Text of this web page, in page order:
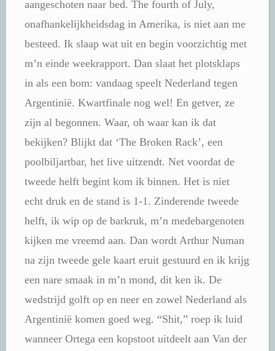
aangeschoten naar bed. The fourth of July,
onafhankelijkheidsdag in Amerika, is niet aan me
besteed. Ik slaap wat uit en begin voorzichtig met
m’n einde weekrapport. Dan slaat het plotsklaps
in als een bom: vandaag speelt Nederland tegen
Argentinië. Kwartfinale nog wel! En getver, ze
zijn al begonnen. Waar, oh waar kan ik dat
bekijken? Blijkt dat ‘The Broken Rack’, een
poolbiljartbar, het live uitzendt. Net voordat de
tweede helft begint kom ik binnen. Het is niet
echt druk en de stand is 1-1. Zinderende tweede
helft, ik wip op de barkruk, m’n medebargenoten
kijken me vreemd aan. Dan wordt Arthur Numan
na zijn tweede gele kaart eruit gestuurd en ik krijg
een nare smaak in m’n mond, dit ken ik. De
wedstrijd golft op en neer en zowel Nederland als
Argentinië komen goed weg. “Shit,” roep ik luid
wanneer Ortega een kopstoot uitdeelt aan Van der